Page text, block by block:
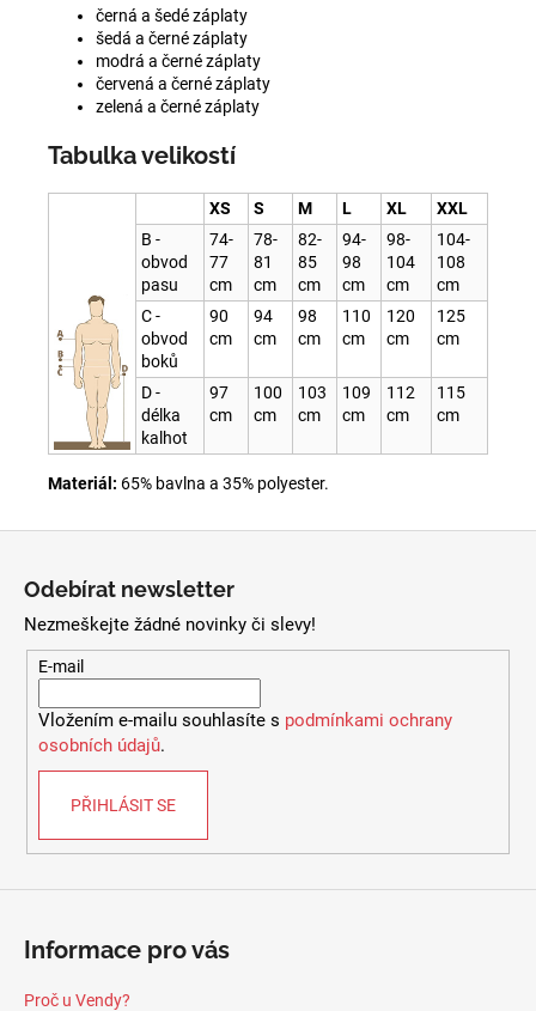
černá a šedé záplaty
šedá a černé záplaty
modrá a černé záplaty
červená a černé záplaty
zelená a černé záplaty
Tabulka velikostí
XS S M L XL
XXL
B -
obvod
pasu
74-
77
cm
78-
81
cm
82-
85
cm
94-
98
cm
98-
104
cm
104-
108
cm
C -
obvod
boků
90
cm
94
cm
98
cm
110
cm
120
cm
125
cm
D -
délka
kalhot
97
cm
100
cm
103
cm
109
cm
112
cm
115
cm
Materiál: 65% bavlna a 35% polyester.
Odebírat newsletter
Nezmeškejte žádné novinky či slevy!
E-mail
Vložením e-mailu souhlasíte s podmínkami ochrany
osobních údajů.
PŘIHLÁSIT SE
Informace pro vás
Proč u Vendy?